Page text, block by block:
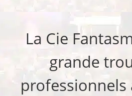
La Cie
grande
professionnels